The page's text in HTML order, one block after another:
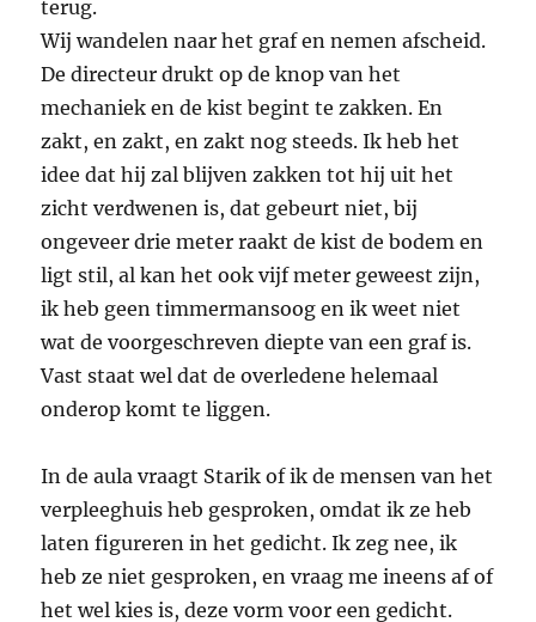
terug.
Wij wandelen naar het graf en nemen afscheid.
De directeur drukt op de knop van het
mechaniek en de kist begint te zakken. En
zakt, en zakt, en zakt nog steeds. Ik heb het
idee dat hij zal blijven zakken tot hij uit het
zicht verdwenen is, dat gebeurt niet, bij
ongeveer drie meter raakt de kist de bodem en
ligt stil, al kan het ook vijf meter geweest zijn,
ik heb geen timmermansoog en ik weet niet
wat de voorgeschreven diepte van een graf is.
Vast staat wel dat de overledene helemaal
onderop komt te liggen.
In de aula vraagt Starik of ik de mensen van het
verpleeghuis heb gesproken, omdat ik ze heb
laten figureren in het gedicht. Ik zeg nee, ik
heb ze niet gesproken, en vraag me ineens af of
het wel kies is, deze vorm voor een gedicht.